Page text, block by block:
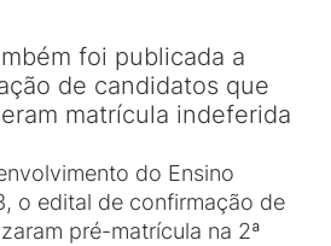
foi publicada a
de candidatos que
matrícula indeferida
do Ensino
o edital de confirmação de
pré-matrícula na 2ª